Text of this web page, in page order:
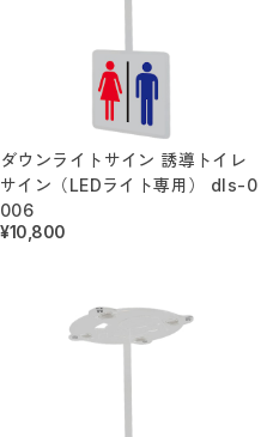
ダウンライトサイン 誘導トイレ
サイン（LEDライト専用） dls-0
006
¥10,800